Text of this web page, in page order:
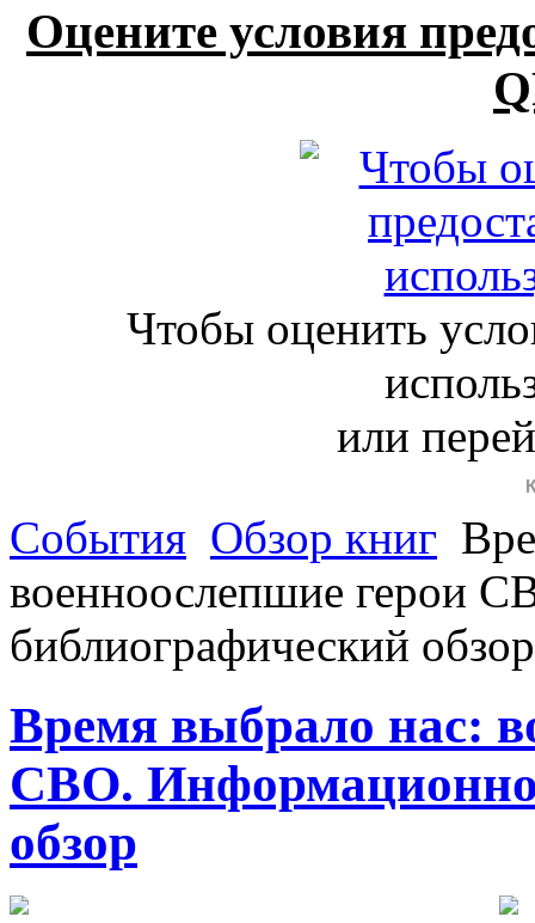
Оцените условия
Чтобы оценить
или
События Обзор книг
военноослепшие герои
библиографический обзор
Время выбрало нас:
СВО.
обзор